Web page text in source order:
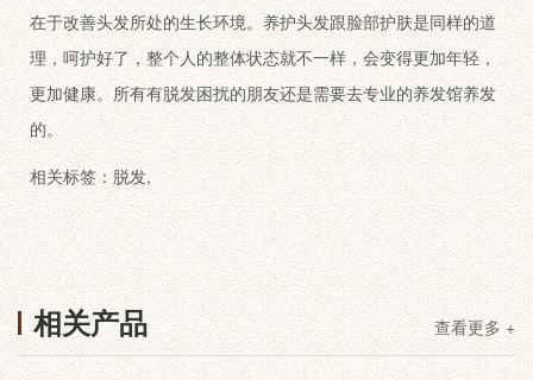
在于改善头发所处的生长环境。养护头发跟脸部护肤是同样的道
理，呵护好了，整个人的整体状态就不一样，会变得更加年轻，
更加健康。所有有脱发困扰的朋友还是需要去专业的养发馆养发
的。
相关标签：脱发,
相关产品 查看更多 +